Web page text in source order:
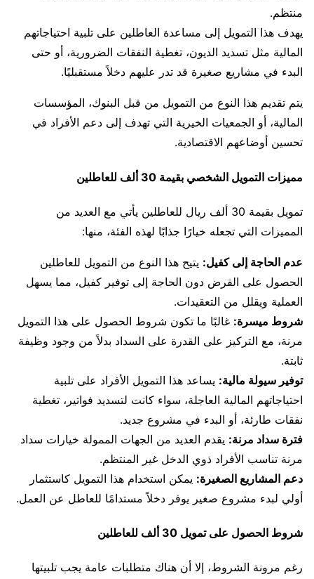
منتظم.
يهدف هذا التمويل إلى مساعدة العاطلين على تلبية احتياجاتهم
المالية مثل تسديد الديون، تغطية النفقات الضرورية، أو حتى
البدء في مشاريع صغيرة قد تدر عليهم دخلاً مستقبليًا.
يتم تقديم هذا النوع من التمويل من قبل البنوك، المؤسسات
المالية، أو الجمعيات الخيرية التي تهدف إلى دعم الأفراد في
تحسين أوضاعهم الاقتصادية.
مميزات التمويل الشخصي بقيمة 30 ألف للعاطلين
تمويل بقيمة 30 ألف ريال للعاطلين يأتي مع العديد من
المميزات التي تجعله خيارًا جذابًا لهذه الفئة، منها:
عدم الحاجة إلى كفيل: يتيح هذا النوع من التمويل للعاطلين
الحصول على القرض دون الحاجة إلى توفير كفيل، مما يسهل
العملية ويقلل من التعقيدات.
شروط ميسرة: غالبًا ما تكون شروط الحصول على هذا التمويل
مرنة، مع التركيز على القدرة على السداد بدلاً من وجود وظيفة
ثابتة.
توفير سيولة مالية: يساعد هذا التمويل الأفراد على تلبية
احتياجاتهم المالية العاجلة، سواء كانت لتسديد فواتير، تغطية
نفقات طارئة، أو البدء في مشروع جديد.
فترة سداد مرنة: يقدم العديد من الجهات الممولة خيارات سداد
مرنة تناسب الأفراد ذوي الدخل غير المنتظم.
دعم المشاريع الصغيرة: يمكن استخدام هذا التمويل كاستثمار
أولي لبدء مشروع صغير يوفر دخلاً مستدامًا للعاطل عن العمل.
شروط الحصول على تمويل 30 ألف للعاطلين
رغم مرونة الشروط، إلا أن هناك متطلبات عامة يجب تلبيتها